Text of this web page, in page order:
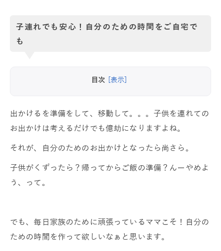
子連れでも安心！自分のための時間をご自宅で
も
目次 [表示]
出かけるを準備をして、移動して。。。子供を連れての
お出かけは考えるだけでも億劫になりますよね。
それが、自分のためのお出かけとなったら尚さら。
子供がくずったら？帰ってからご飯の準備？んーやめよ
う、って。
でも、毎日家族のために頑張っているママこそ！自分の
ための時間を作って欲しいなぁと思います。